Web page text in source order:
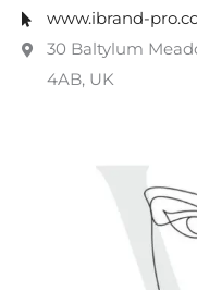
www.ibrand-
30 Baltylum
4AB, UK